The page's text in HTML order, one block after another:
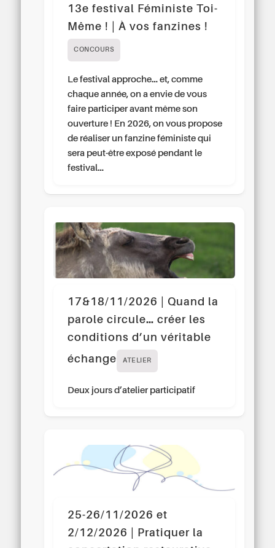
13e festival Féministe Toi-
Même ! | À vos fanzines !
CONCOURS
Le festival approche… et, comme
chaque année, on a envie de vous
faire participer avant même son
ouverture ! En 2026, on vous propose
de réaliser un fanzine féministe qui
sera peut-être exposé pendant le
festival…
17&18/11/2026 | Quand la
parole circule… créer les
conditions d’un véritable
échange
ATELIER
Deux jours d’atelier participatif
25-26/11/2026 et
2/12/2026 | Pratiquer la